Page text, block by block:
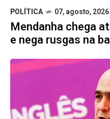
POLÍTICA 07, agosto, 2026
Mendanha chega
e nega rusgas na